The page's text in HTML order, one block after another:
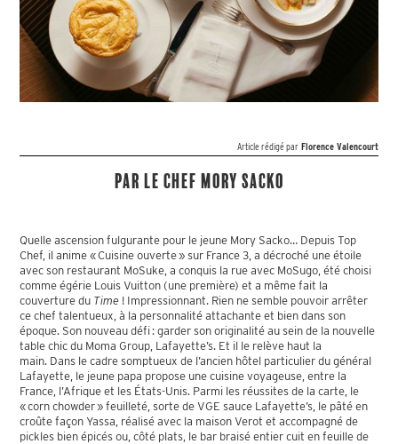
Article rédigé par Florence Valencourt
Par le chef Mory Sacko
Quelle ascension fulgurante pour le jeune Mory Sacko… Depuis Top
Chef, il anime « Cuisine ouverte » sur France 3, a décroché une étoile
avec son restaurant MoSuke, a conquis la rue avec MoSugo, été choisi
comme égérie Louis Vuitton (une première) et a même fait la
couverture du Time ! Impressionnant. Rien ne semble pouvoir arrêter
ce chef talentueux, à la personnalité attachante et bien dans son
époque. Son nouveau défi : garder son originalité au sein de la nouvelle
table chic du Moma Group, Lafayette’s. Et il le relève haut la
main. Dans le cadre somptueux de l’ancien hôtel particulier du général
Lafayette, le jeune papa propose une cuisine voyageuse, entre la
France, l’Afrique et les États-Unis. Parmi les réussites de la carte, le
« corn chowder » feuilleté, sorte de VGE sauce Lafayette’s, le pâté en
croûte façon Yassa, réalisé avec la maison Verot et accompagné de
pickles bien épicés ou, côté plats, le bar braisé entier cuit en feuille de